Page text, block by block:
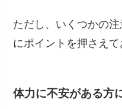
ただし、いくつかの
にポイントを押さえて
体力に不安がある方